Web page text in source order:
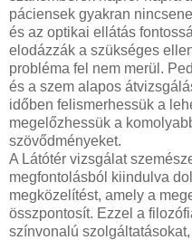
páciensek gyakran
és az optikai ellátás
elodázzák a szükséges
probléma fel nem merül.
és a szem alapos
időben felismerhessük a
megelőzhessük a
szövődményeket.
A Látótér vizsgálat
megfontolásból kiindulva
megközelítést, amely a
összpontosít. Ezzel a
színvonalú